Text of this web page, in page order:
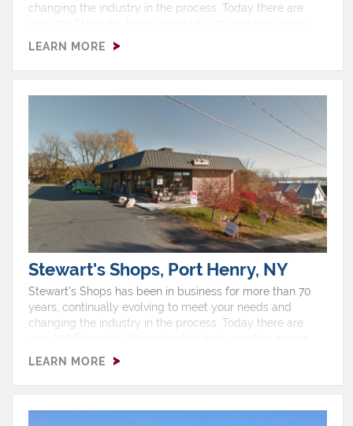
changing the industry in the process. Today there are
upstate New York and southern Vermont, with two thirds
AMTuesday 4:00 AM - 12:00 AMWednesday 4:00 AM -
12:00 AMSaturday 4:00 AM - 12:00 AMSunday 4:00 AM -
12:00 AMShop Features: Ice Cream, ATM, EBT, Free Air,
Gas, Non Ethanol, Pizza, Restroom
LEARN MORE
Stewart's Shops, Port Henry, NY
Stewart’s Shops has been in business for more than 70
years, continually evolving to meet your needs and
changing the industry in the process. Today there are
upstate New York and southern Vermont, with two thirds
AMTuesday 4:30 AM - 1:00 AMWednesday 4:30 AM - 1:00
LEARN MORE